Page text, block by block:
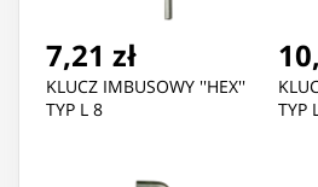
7,21 zł
KLUCZ IMBUSOWY ''HEX''
TYP L 8
TYP